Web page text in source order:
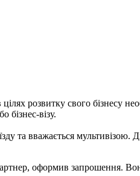
розвитку свого бізнесу
бізнес-візу.
та вважається мультивізою.
оформив запрошення.